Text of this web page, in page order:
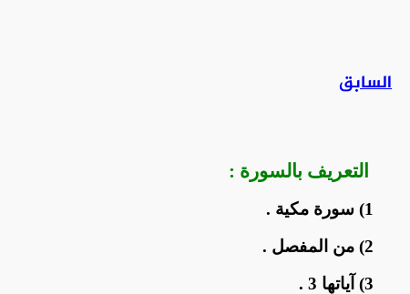
السابق
التعريف بالسورة :
1) سورة مكية .
2) من المفصل .
3) آياتها 3 .